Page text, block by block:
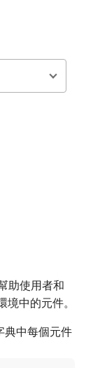
助使用者和
中的元件。
典中每個元件